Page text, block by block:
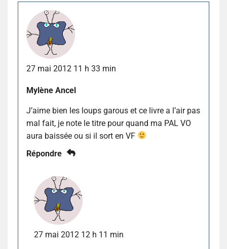
27 mai 2012 11 h 33 min
Mylène Ancel
J’aime bien les loups garous et ce livre a l’air pas
mal fait, je note le titre pour quand ma PAL VO
aura baissée ou si il sort en VF
Répondre
27 mai 2012 12 h 11 min